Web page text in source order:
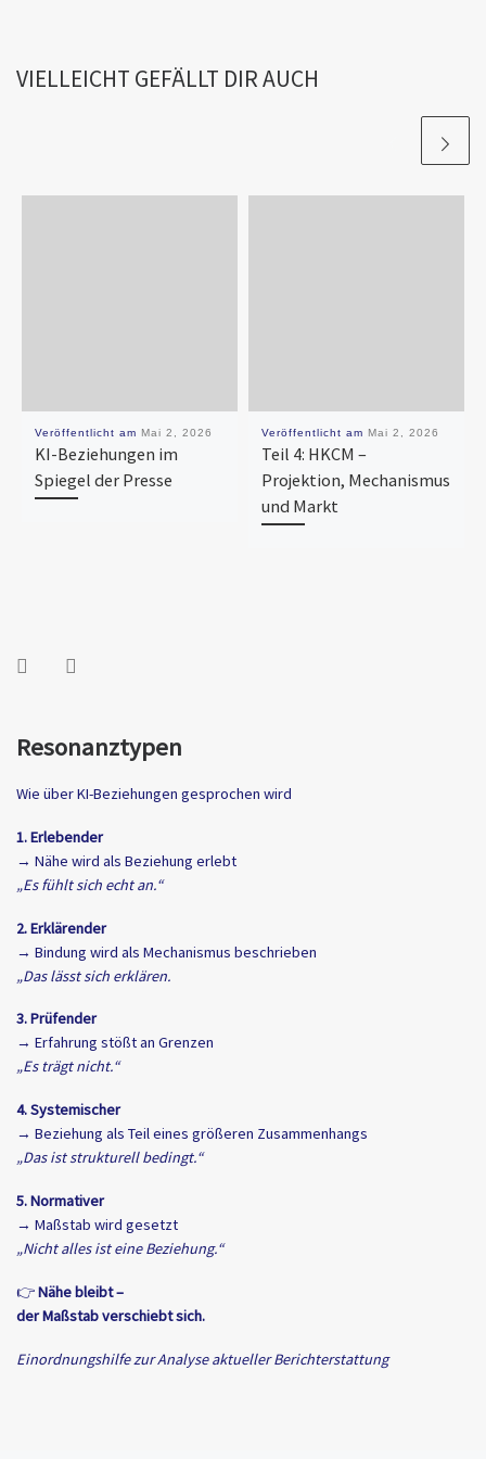
VIELLEICHT GEFÄLLT DIR AUCH
Veröffentlicht am Mai 2, 2026
KI-Beziehungen im
Spiegel der Presse
Veröffentlicht am Mai 2, 2026
Teil 4: HKCM –
Projektion, Mechanismus
und Markt
Resonanztypen
Wie über KI-Beziehungen gesprochen wird
1. Erlebender
→ Nähe wird als Beziehung erlebt
„Es fühlt sich echt an.“
2. Erklärender
→ Bindung wird als Mechanismus beschrieben
„Das lässt sich erklären.
3. Prüfender
→ Erfahrung stößt an Grenzen
„Es trägt nicht.“
4. Systemischer
→ Beziehung als Teil eines größeren Zusammenhangs
„Das ist strukturell bedingt.“
5. Normativer
→ Maßstab wird gesetzt
„Nicht alles ist eine Beziehung.“
👉Nähe bleibt –
der Maßstab verschiebt sich.
Einordnungshilfe zur Analyse aktueller Berichterstattung